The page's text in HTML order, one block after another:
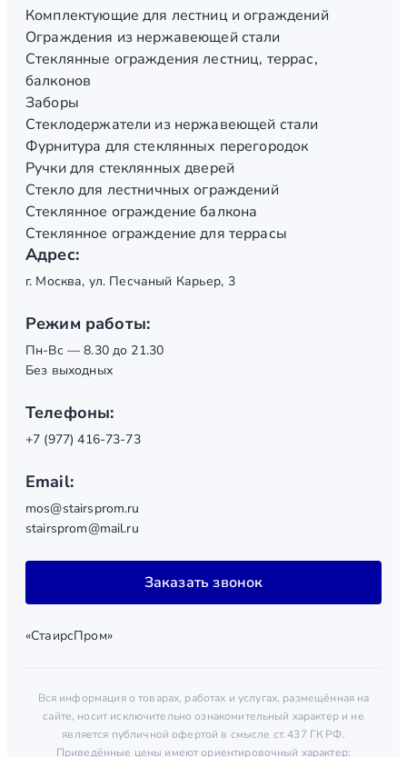
Комплектующие для лестниц и ограждений
Ограждения из нержавеющей стали
Стеклянные ограждения лестниц, террас,
балконов
Заборы
Стеклодержатели из нержавеющей стали
Фурнитура для стеклянных перегородок
Ручки для стеклянных дверей
Стекло для лестничных ограждений
Стеклянное ограждение балкона
Стеклянное ограждение для террасы
Адрес:
г. Москва, ул. Песчаный Карьер, 3
Режим работы:
Пн-Вс — 8.30 до 21.30
Без выходных
Телефоны:
+7 (977) 416-73-73
Email:
mos@stairsprom.ru
stairsprom@mail.ru
Заказать звонок
«СтаирсПром»
Вся информация о товарах, работах и услугах, размещённая на
сайте, носит исключительно ознакомительный характер и не
является публичной офертой в смысле ст. 437 ГК РФ.
Приведённые цены имеют ориентировочный характер: